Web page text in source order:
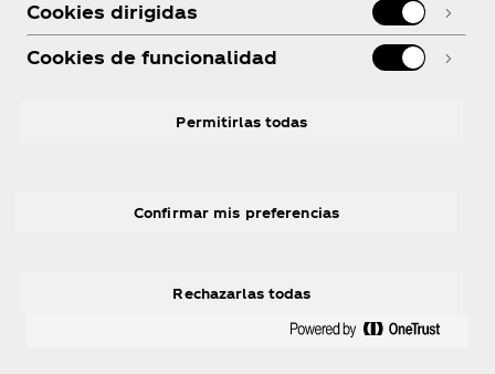
Cookies dirigidas
Cookies de funcionalidad
Permitirlas todas
Rechazarlas todas
Confirmar mis preferencias